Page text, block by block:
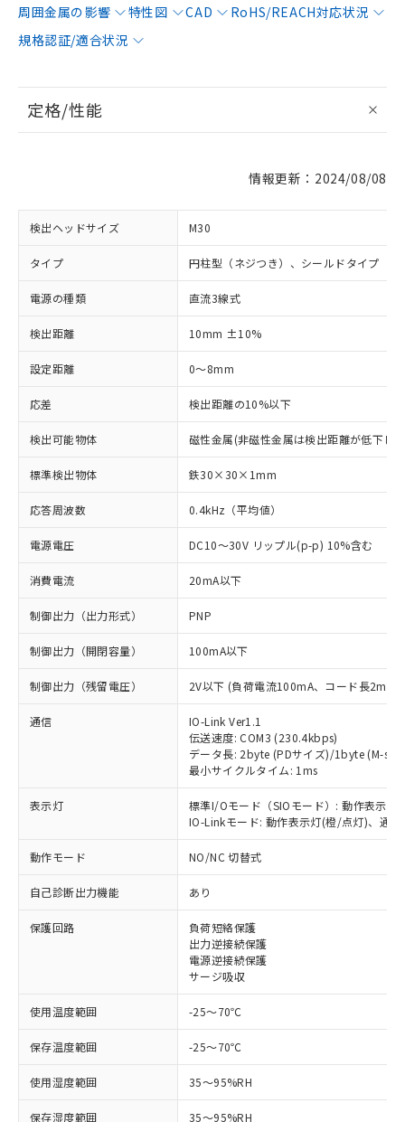
周囲金属の影響
特性図 CAD
RoHS/REACH対応状況
規格認証/適合状況
定格/性能
情報更新：2024/08/08
検出ヘッドサイズ M30
タイプ 円柱型（ネジつき）、シールドタイプ
電源の種類 直流3線式
検出距離 10mm ±10%
設定距離 0～8mm
応差 検出距離の10%以下
検出可能物体 磁性金属(非磁性金属は検出距離が低下し
標準検出物体 鉄30×30×1mm
応答周波数 0.4kHz（平均値）
電源電圧 DC10～30V リップル(p-p) 10%含む
消費電流 20mA以下
制御出力（出力形式） PNP
制御出力（開閉容量） 100mA以下
制御出力（残留電圧） 2V以下 (負荷電流100mA、コード長2m時)
通信
IO-Link Ver1.1
伝送速度: COM3 (230.4kbps)
データ長: 2byte (PDサイズ)/1byte (M-
最小サイクルタイム: 1ms
表示灯
標準I/Oモード（SIOモード）: 動作表示
IO-Linkモード: 動作表示灯(橙/点灯)、通
動作モード NO/NC 切替式
自己診断出力機能 あり
保護回路
負荷短絡保護
出力逆接続保護
電源逆接続保護
サージ吸収
使用温度範囲 -25～70℃
保存温度範囲 -25～70℃
使用湿度範囲 35～95%RH
保存湿度範囲 35～95%RH
ご利用条件
以下の条件をお読みいただき、同意のうえ
商品の当社在庫状況および標準価格
(税抜)を提供させていただくもので
当社制御機器事業取扱商品の中には、
本サービスの対象外となる商品もある
対応済み：EU RoHS指令（10物質）の
非含有に対応した製品が提供可能な商品で
対応予定：EU RoHS指令（10物質）の非含
有に対応した製品に切り替える予定のある
商品です。
対応予定なし：EU RoHS指令（10物質）の
非含有に非対応の商品で、対応品を出す予
調査・確認中：EU RoHS指令（10物質）の
非含有の対応状況を調査中または確認中の
商品です。
非該当品：ライセンス料など無形物で、有
害物質有無と関係のない商品です。
仕入先様の事情により、非含有部品として
※1 中国RoHS○×表
「○」：最大均質材料含有率が中国RoHSの
基準値以下であることを示します。
「×」：最大均質材料含有率が中国RoHSの